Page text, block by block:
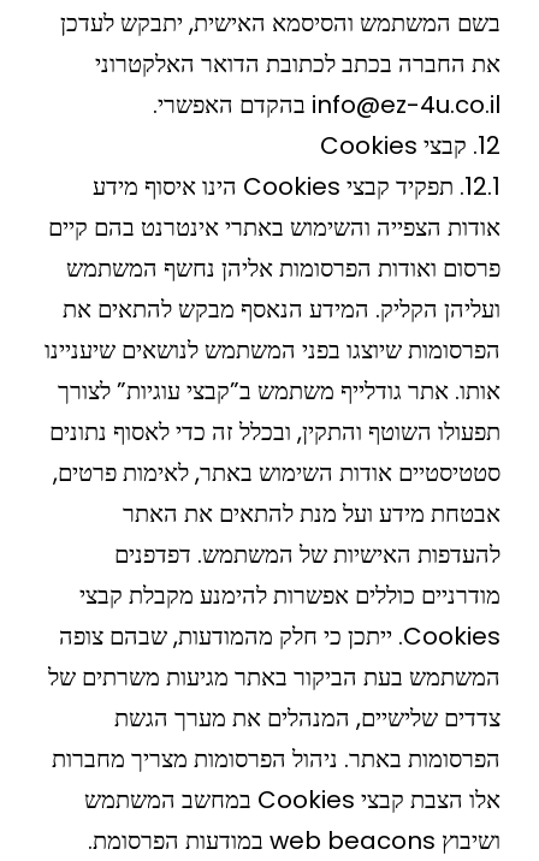
בשם המשתמש והסיסמא האישית, יתבקש לעדכן
את החברה בכתב לכתובת הדואר האלקטרוני
info@ez-4u.co.il בהקדם האפשרי.
12. קבצי Cookies
12.1. תפקיד קבצי Cookies הינו איסוף מידע
אודות הצפייה והשימוש באתרי אינטרנט בהם קיים
פרסום ואודות הפרסומות אליהן נחשף המשתמש
ועליהן הקליק. המידע הנאסף מבקש להתאים את
הפרסומות שיוצגו בפני המשתמש לנושאים שיעניינו
אותו. אתר גודלייף משתמש ב”קבצי עוגיות” לצורך
תפעולו השוטף והתקין, ובכלל זה כדי לאסוף נתונים
סטטיסטיים אודות השימוש באתר, לאימות פרטים,
אבטחת מידע ועל מנת להתאים את האתר
להעדפות האישיות של המשתמש. דפדפנים
מודרניים כוללים אפשרות להימנע מקבלת קבצי
Cookies. ייתכן כי חלק מהמודעות, שבהם צופה
המשתמש בעת הביקור באתר מגיעות משרתים של
צדדים שלישיים, המנהלים את מערך הגשת
הפרסומות באתר. ניהול הפרסומות מצריך מחברות
אלו הצבת קבצי Cookies במחשב המשתמש
ושיבוץ web beacons במודעות הפרסומת.